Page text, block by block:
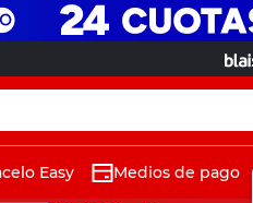
Easy Medios de pago